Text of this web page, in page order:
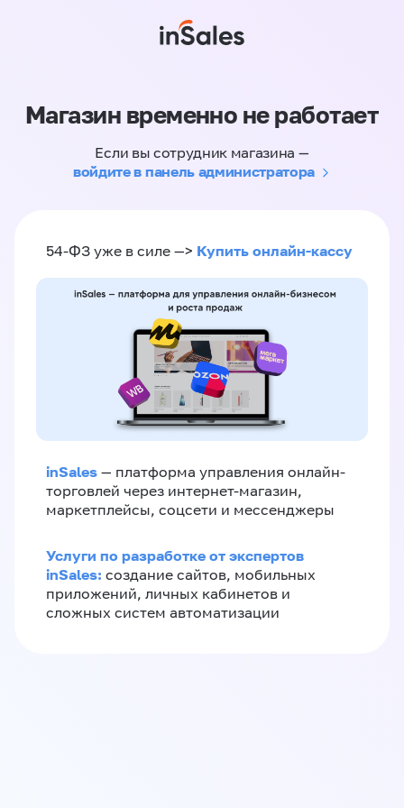
Магазин временно не работает
Если вы сотрудник магазина —
войдите в панель администратора
54-ФЗ уже в силе —> Купить онлайн-кассу
inSales — платформа управления онлайн-
торговлей через интернет-магазин,
маркетплейсы, соцсети и мессенджеры
Услуги по разработке от экспертов
inSales: создание сайтов, мобильных
приложений, личных кабинетов и
сложных систем автоматизации